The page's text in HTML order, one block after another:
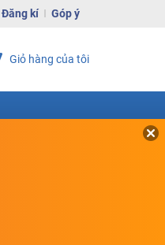
Đăng kí Góp ý
Giỏ hàng của tôi